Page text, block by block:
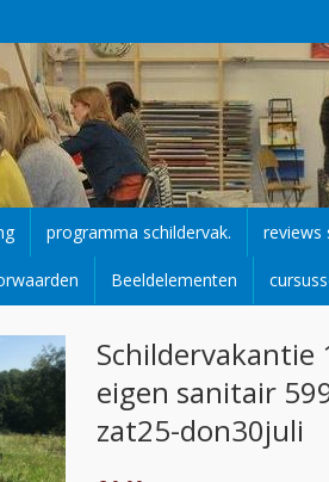
programma schildervak. reviews
Beeldelementen
Schildervakantie
eigen sanitair
zat25-don30juli